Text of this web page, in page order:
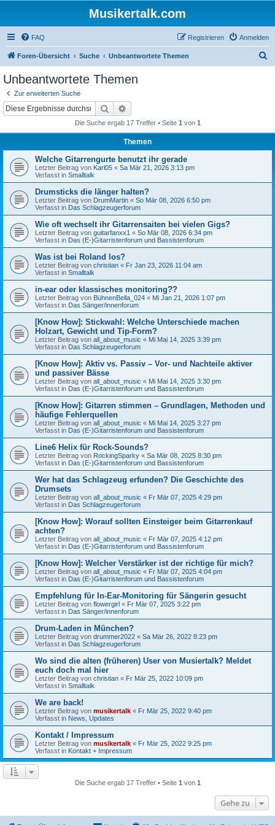
Musikertalk.com
FAQ Anmelden
Registrieren
Foren-Übersicht Suche Unbeantwortete Themen
Unbeantwortete Themen
Zur erweiterten Suche
Suche
Die Suche ergab 17 Treffer • Seite 1 von 1
Themen
Welche Gitarrengurte benutzt ihr gerade
Letzter Beitrag von Karl05 « Sa Mär 21, 2026 3:13 pm
Verfasst in Smalltalk
Drumsticks die länger halten?
Letzter Beitrag von DrumMartin « So Mär 08, 2026 6:50 pm
Verfasst in Das Schlagzeugerforum
Wie oft wechselt ihr Gitarrensaiten bei vielen Gigs?
Letzter Beitrag von guitarfanxx1 « So Mär 08, 2026 6:34 pm
Verfasst in Das (E-)Gitarristenforum und Bassistenforum
Was ist bei Roland los?
Letzter Beitrag von christian « Fr Jan 23, 2026 11:04 am
Verfasst in Smalltalk
in-ear oder klassisches monitoring??
Letzter Beitrag von BühnenBella_024 « Mi Jan 21, 2026 1:07 pm
Verfasst in Das Sänger/innenforum
[Know How]: Stickwahl: Welche Unterschiede machen
Holzart, Gewicht und Tip-Form?
Letzter Beitrag von all_about_music « Mi Mai 14, 2025 3:39 pm
Verfasst in Das Schlagzeugerforum
[Know How]: Aktiv vs. Passiv – Vor- und Nachteile aktiver
und passiver Bässe
Letzter Beitrag von all_about_music « Mi Mai 14, 2025 3:30 pm
Verfasst in Das (E-)Gitarristenforum und Bassistenforum
[Know How]: Gitarren stimmen – Grundlagen, Methoden und
häufige Fehlerquellen
Letzter Beitrag von all_about_music « Mi Mai 14, 2025 3:27 pm
Verfasst in Das (E-)Gitarristenforum und Bassistenforum
Line6 Helix für Rock-Sounds?
Letzter Beitrag von RockingSparky « Sa Mär 08, 2025 8:30 pm
Verfasst in Das (E-)Gitarristenforum und Bassistenforum
Wer hat das Schlagzeug erfunden? Die Geschichte des
Drumsets
Letzter Beitrag von all_about_music « Fr Mär 07, 2025 4:29 pm
Verfasst in Das Schlagzeugerforum
[Know How]: Worauf sollten Einsteiger beim Gitarrenkauf
achten?
Letzter Beitrag von all_about_music « Fr Mär 07, 2025 4:12 pm
Verfasst in Das (E-)Gitarristenforum und Bassistenforum
[Know How]: Welcher Verstärker ist der richtige für mich?
Letzter Beitrag von all_about_music « Fr Mär 07, 2025 4:04 pm
Verfasst in Das (E-)Gitarristenforum und Bassistenforum
Empfehlung für In-Ear-Monitoring für Sängerin gesucht
Letzter Beitrag von flowergirl « Fr Mär 07, 2025 3:22 pm
Verfasst in Das Sänger/innenforum
Drum-Laden in München?
Letzter Beitrag von drummer2022 « Sa Mär 26, 2022 8:23 pm
Verfasst in Das Schlagzeugerforum
Wo sind die alten (früheren) User von Musiertalk? Meldet
euch doch mal hier
Letzter Beitrag von christian « Fr Mär 25, 2022 10:09 pm
Verfasst in Smalltalk
We are back!
Letzter Beitrag von musikertalk « Fr Mär 25, 2022 9:40 pm
Verfasst in News, Updates
Kontakt / Impressum
Letzter Beitrag von musikertalk « Fr Mär 25, 2022 9:25 pm
Verfasst in Kontakt + Impressum
Die Suche ergab 17 Treffer • Seite 1 von 1
Gehe zu